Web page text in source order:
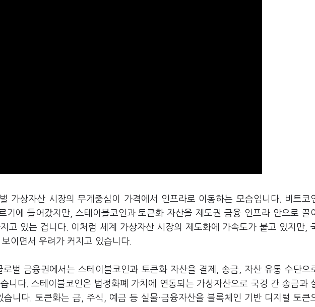
가상자산 시장의 무게중심이 가격에서 인프라로 이동하는 모습입니다. 비트코
기에 들어갔지만, 스테이블코인과 토큰화 자산을 제도권 금융 인프라 안으로 끌
고 있는 겁니다. 이처럼 세계 가상자산 시장의 제도화에 가속도가 붙고 있지만,
이면서 우려가 커지고 있습니다.
벌 금융권에서는 스테이블코인과 토큰화 자산을 결제, 송금, 자산 유통 수단으
니다. 스테이블코인은 법정화폐 가치에 연동되는 가상자산으로 국경 간 송금과
니다. 토큰화는 금, 주식, 예금 등 실물·금융자산을 블록체인 기반 디지털 토큰